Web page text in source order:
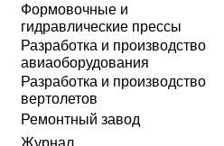
Формовочные и
гидравлические прессы
Разработка и производство
авиаоборудования
Разработка и производство
вертолетов
Ремонтный завод
Журнал